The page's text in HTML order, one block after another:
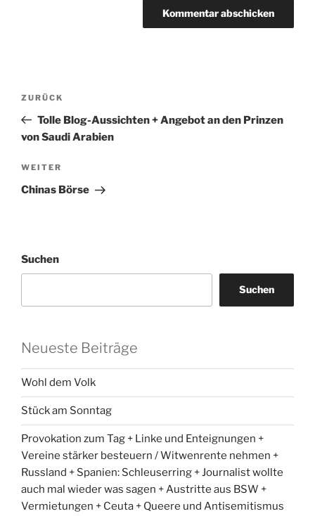
Beitragsnavigation
Vorheriger
Beitrag
ZURÜCK
Tolle Blog-Aussichten + Angebot an den Prinzen
von Saudi Arabien
Nächster
Beitrag
WEITER
Chinas Börse
Suchen
Suchen
Neueste Beiträge
Wohl dem Volk
Stück am Sonntag
Provokation zum Tag + Linke und Enteignungen +
Vereine stärker besteuern / Witwenrente nehmen +
Russland + Spanien: Schleuserring + Journalist wollte
auch mal wieder was sagen + Austritte aus BSW +
Vermietungen + Ceuta + Queere und Antisemitismus